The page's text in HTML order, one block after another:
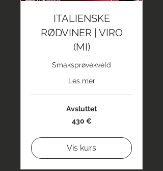
ITALIENSKE
RØDVINER | VIRO
(MI)
Smaksprøvekveld
Les mer
Avsluttet
430 €
Vis kurs